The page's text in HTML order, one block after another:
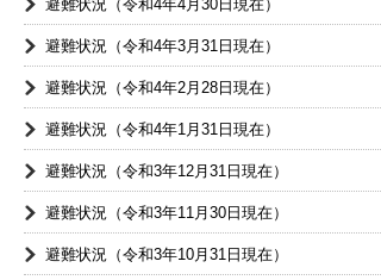
避難状況（令和4年4月30日現在）
避難状況（令和4年3月31日現在）
避難状況（令和4年2月28日現在）
避難状況（令和4年1月31日現在）
避難状況（令和3年12月31日現在）
避難状況（令和3年11月30日現在）
避難状況（令和3年10月31日現在）